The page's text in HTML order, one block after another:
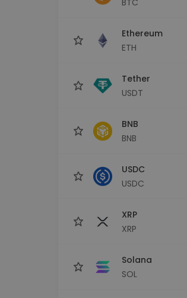
Ethereum
ETH
Tether
USDT
BNB
BNB
USDC
USDC
XRP
XRP
Solana
SOL